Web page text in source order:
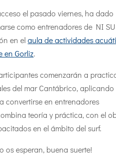
el pasado viernes, ha
como entrenadores de NI
en elaula de actividades
en Gorliz.
comenzarán a
del mar Cantábrico, aplicando
convertirse en entrenadores
teoría y práctica, con el
en el ámbito del surf.
os esperan, buena suerte!